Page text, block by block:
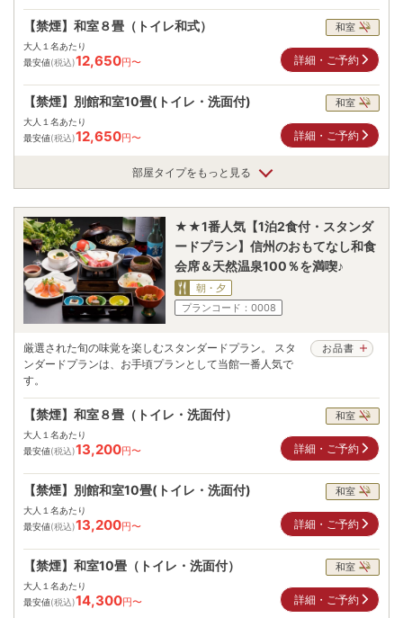
【禁煙】和室８畳（トイレ和式） 和室
詳細・ご予約
大人１名あたり
最安値(税込)12,650円〜
【禁煙】別館和室10畳(トイレ・洗面付) 和室
詳細・ご予約
大人１名あたり
最安値(税込)12,650円〜
部屋タイプをもっと見る
★★1番人気【1泊2食付・スタンダ
ードプラン】信州のおもてなし和食
会席＆天然温泉100％を満喫♪
朝・夕
プランコード： 0008
厳選された旬の味覚を楽しむスタンダードプラン。 スタ
ンダードプランは、お手頃プランとして当館一番人気で
す。
お品書
【禁煙】和室８畳（トイレ・洗面付） 和室
詳細・ご予約
大人１名あたり
最安値(税込)13,200円〜
【禁煙】別館和室10畳(トイレ・洗面付) 和室
詳細・ご予約
大人１名あたり
最安値(税込)13,200円〜
【禁煙】和室10畳（トイレ・洗面付） 和室
詳細・ご予約
大人１名あたり
最安値(税込)14,300円〜